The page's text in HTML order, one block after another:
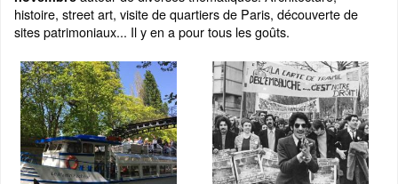
histoire, street art, visite de quartiers de Paris, découverte de
sites patrimoniaux... Il y en a pour tous les goûts.